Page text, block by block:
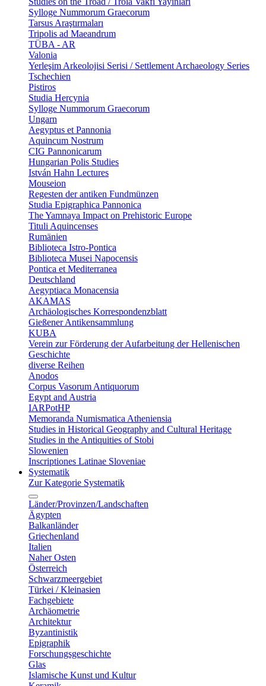
Sylloge Nummorum Graecorum
Tarsus Araştırmaları
Tripolis ad Maeandrum
TÜBA - AR
Valonia
Yerleşim Arkeolojisi Serisi / Settlement Archaeology Series
Tschechien
Pistiros
Studia Hercynia
Sylloge Nummorum Graecorum
Ungarn
Aegyptus et Pannonia
Aquincum Nostrum
CIG Pannonicarum
Hungarian Polis Studies
István Hahn Lectures
Mouseion
Regesten der antiken Fundmünzen
Studia Epigraphica Pannonica
The Yamnaya Impact on Prehistoric Europe
Tituli Aquincenses
Rumänien
Biblioteca Istro-Pontica
Biblioteca Musei Napocensis
Pontica et Mediterranea
Deutschland
Aegyptiaca Monacensia
AKAMAS
Archäologisches Korrespondenzblatt
Gießener Antikensammlung
KUBA
Verein zur Förderung der Aufarbeitung der Hellenischen
Geschichte
diverse Reihen
Anodos
Corpus Vasorum Antiquorum
Egypt and Austria
IARPotHP
Memoranda Numismatica Atheniensia
Studies in Historical Geography and Cultural Heritage
Studies in the Antiquities of Stobi
Slowenien
Inscriptiones Latinae Sloveniae
Systematik
Zur Kategorie Systematik
Länder/Provinzen/Landschaften
Ägypten
Balkanländer
Griechenland
Italien
Naher Osten
Österreich
Schwarzmeergebiet
Türkei / Kleinasien
Fachgebiete
Archäometrie
Architektur
Byzantinistik
Epigraphik
Forschungsgeschichte
Glas
Islamische Kunst und Kultur